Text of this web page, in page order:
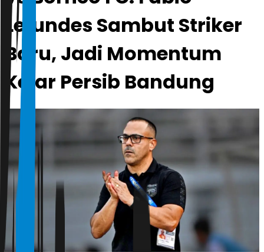
Lefundes Sambut Striker
Baru, Jadi Momentum
Kejar Persib Bandung